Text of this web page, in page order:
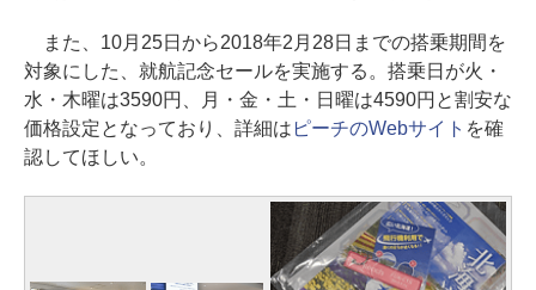
また、10月25日から2018年2月28日までの搭乗期間を
対象にした、就航記念セールを実施する。搭乗日が火・
水・木曜は3590円、月・金・土・日曜は4590円と割安な
価格設定となっており、詳細は ピーチのWebサイト を確
認してほしい。